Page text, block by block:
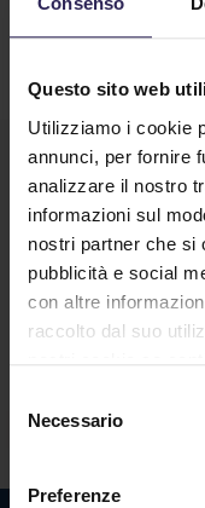
Questo sito web
Utilizziamo i cookie
annunci, per fornire
analizzare il nostro
informazioni sul
nostri partner che si
pubblicità e social
con altre
raccolto dal suo
delNecessario
Preferenze
Lavora con noi
Contatti